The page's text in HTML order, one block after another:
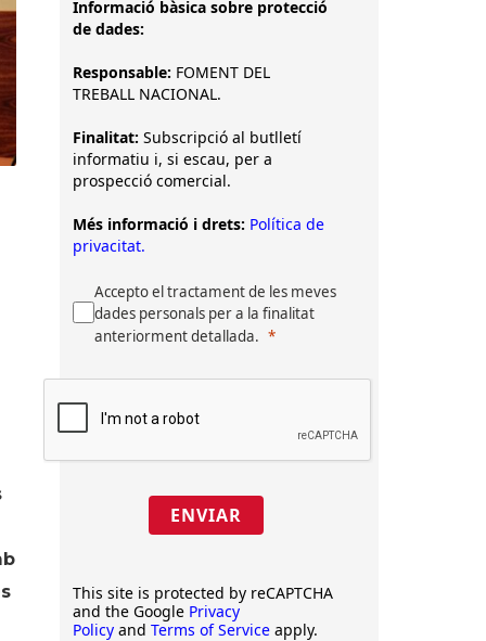
Informació bàsica sobre protecció
de dades:
Responsable: FOMENT DEL
TREBALL NACIONAL.
Finalitat: Subscripció al butlletí
informatiu i, si escau, per a
prospecció comercial.
Més informació i drets: Política de
privacitat.
Accepto el tractament de les meves
dades personals per a la finalitat
anteriorment detallada.
ENVIAR
This site is protected by reCAPTCHA
and the Google Privacy
Policy and Terms of Service apply.